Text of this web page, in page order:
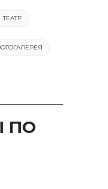
ТЕАТР
ПО